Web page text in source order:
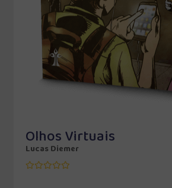
Olhos Virtuais
Lucas Diemer